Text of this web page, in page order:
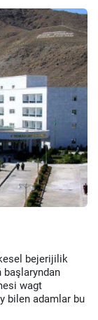
bejerijilik
başlaryndan
wagt
bilen adamlar bu